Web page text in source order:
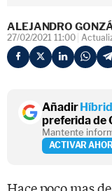
ALEJANDRO
27/02/2021 11:00
Añadir
preferida de
Mantente
ACTIVAR
Hace poco mas